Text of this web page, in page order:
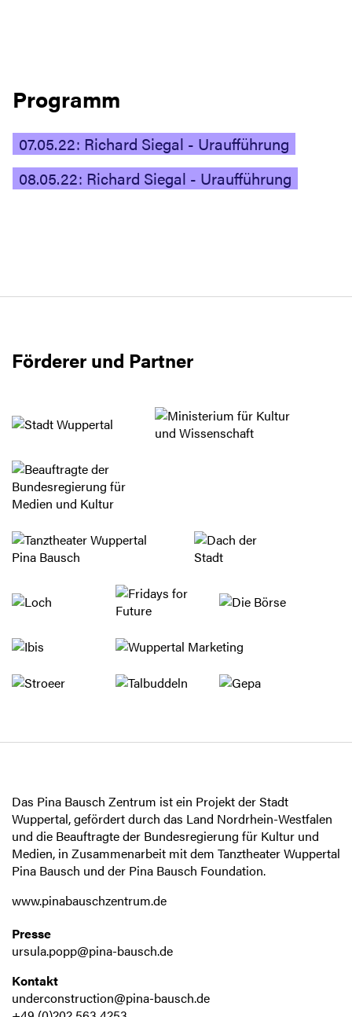
Programm
07.05.22: Richard Siegal - Uraufführung
08.05.22: Richard Siegal - Uraufführung
Förderer und Partner
Das Pina Bausch Zentrum ist ein Projekt der Stadt
Wuppertal, gefördert durch das Land Nordrhein-Westfalen
und die Beauftragte der Bundesregierung für Kultur und
Medien, in Zusammenarbeit mit dem Tanztheater Wuppertal
Pina Bausch und der Pina Bausch Foundation.
www.pinabauschzentrum.de
Presse
ursula.popp@pina-bausch.de
Kontakt
underconstruction@pina-bausch.de